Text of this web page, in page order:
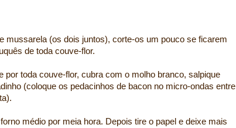
mussarela (os dois juntos), corte-os um pouco se ficarem
de toda couve-flor.
por toda couve-flor, cubra com o molho branco, salpique
(coloque os pedacinhos de bacon no micro-ondas entre
médio por meia hora. Depois tire o papel e deixe mais